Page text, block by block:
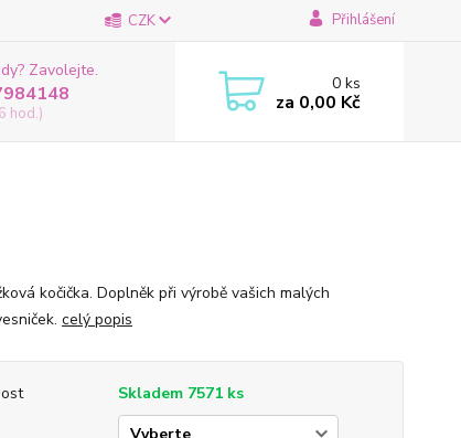
CZK Přihlášení
Zavolejte.
hod.)
0ks
za 0,00 Kč
kočička. Doplněk při výrobě vašich malých
celý popis
Skladem 7571 ks